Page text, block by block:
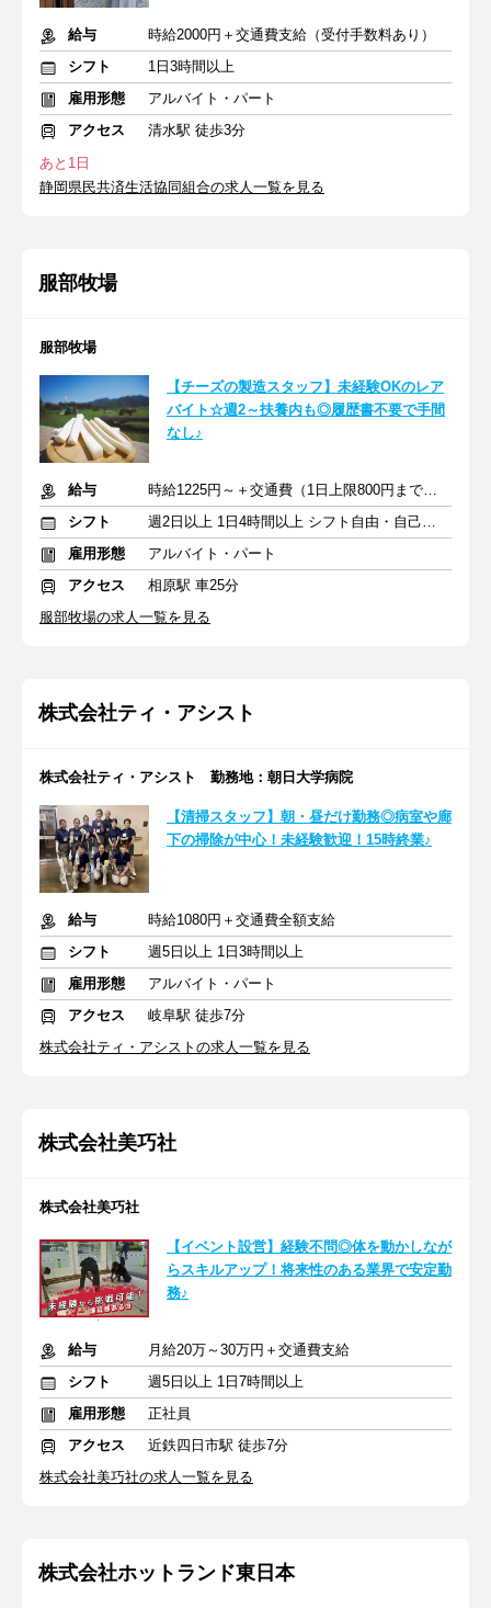
給与
時給2000円＋交通費支給（受付手数料あり）
シフト
1日3時間以上
雇用形態
アルバイト・パート
アクセス
清水駅 徒歩3分
あと1日
静岡県民共済生活協同組合の求人一覧を見る
服部牧場
服部牧場
【チーズの製造スタッフ】未経験OKのレア
バイト☆週2～扶養内も◎履歴書不要で手間
なし♪
給与
時給1225円～＋交通費（1日上限800円まで支給）
シフト
週2日以上 1日4時間以上 シフト自由・自己申告
雇用形態
アルバイト・パート
アクセス
相原駅 車25分
服部牧場の求人一覧を見る
株式会社ティ・アシスト
株式会社ティ・アシスト 勤務地：朝日大学病院
【清掃スタッフ】朝・昼だけ勤務◎病室や廊
下の掃除が中心！未経験歓迎！15時終業♪
給与
時給1080円＋交通費全額支給
シフト
週5日以上 1日3時間以上
雇用形態
アルバイト・パート
アクセス
岐阜駅 徒歩7分
株式会社ティ・アシストの求人一覧を見る
株式会社美巧社
株式会社美巧社
【イベント設営】経験不問◎体を動かしなが
らスキルアップ！将来性のある業界で安定勤
務♪
給与
月給20万～30万円＋交通費支給
シフト
週5日以上 1日7時間以上
雇用形態
正社員
アクセス
近鉄四日市駅 徒歩7分
株式会社美巧社の求人一覧を見る
株式会社ホットランド東日本